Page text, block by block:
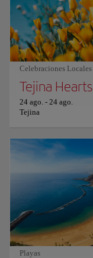
Celebraciones Locales
Tejina Hearts
24 ago. - 24 ago.
Tejina
Playas